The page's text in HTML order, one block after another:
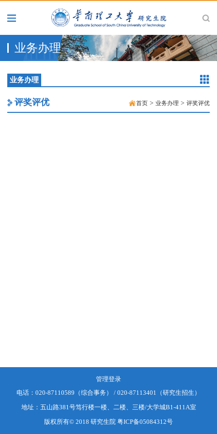
业务办理
业务办理
评奖评优 首页 > 业务办理 > 评奖评优
管理登录
电话： 020-87110589（综合事务） / 020-87113401（研究生招生）
地址： 五山路381号笃行楼一楼、二楼、三楼/大学城B1-411A室
版权所有© 2018 研究生院 粤ICP备05084312号